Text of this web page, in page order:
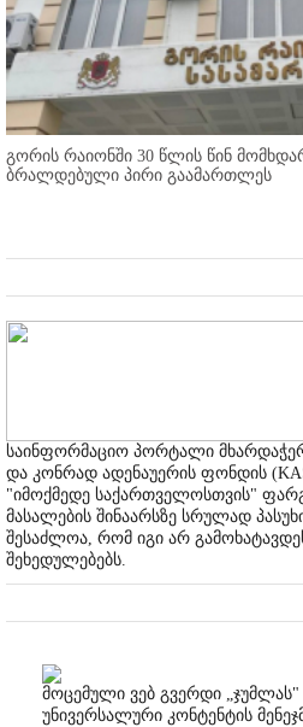
გორის რაიონში 30 წლის წინ
ბრალდებული პირი გაამართლეს
საინფორმაციო პორტალი
და კონრად ადენაუერის ფონდის
"იმოქმედე საქართველოსთვის"
მასალების შინაარსზე სრულად
შესაძლოა, რომ იგი არ
შეხედულებებს.
მოცემული ვებ გვერდი „ჯუმლას"
უნივერსალური კონტენტის